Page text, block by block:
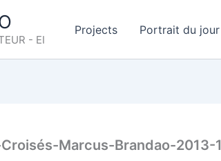
- EI
Projects Portrait du jour
Marcus-Brandao-2013-1